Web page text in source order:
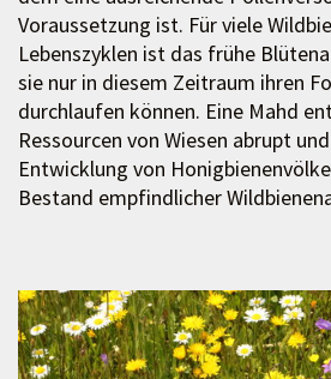
Voraussetzung ist. Für viele
Lebenszyklen ist das frühe
sie nur in diesem Zeitraum ihren
durchlaufen können. Eine Mahd
Ressourcen von Wiesen abrupt
Entwicklung von
Bestand empfindlicher